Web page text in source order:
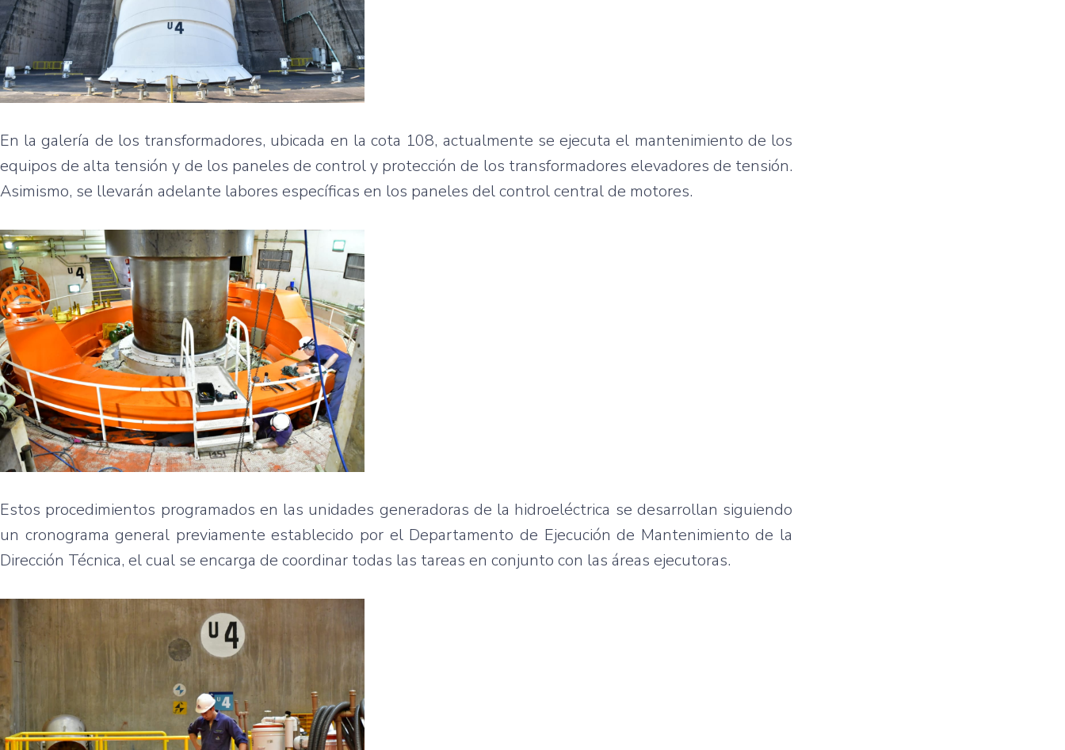
En la galería de los transformadores, ubicada en la cota 108, actualmente se ejecuta el mantenimiento de los
equipos de alta tensión y de los paneles de control y protección de los transformadores elevadores de tensión.
Asimismo, se llevarán adelante labores específicas en los paneles del control central de motores.
Estos procedimientos programados en las unidades generadoras de la hidroeléctrica se desarrollan siguiendo
un cronograma general previamente establecido por el Departamento de Ejecución de Mantenimiento de la
Dirección Técnica, el cual se encarga de coordinar todas las tareas en conjunto con las áreas ejecutoras.